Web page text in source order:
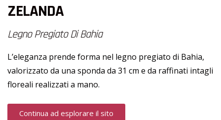
ZELANDA
Legno Pregiato Di Bahia
L’eleganza prende forma nel legno pregiato di Bahia,
valorizzato da una sponda da 31 cm e da raffinati intagli
floreali realizzati a mano.
Continua ad esplorare il sito